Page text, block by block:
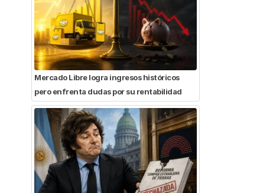
Mercado Libre logra ingresos históricos
pero enfrenta dudas por su rentabilidad